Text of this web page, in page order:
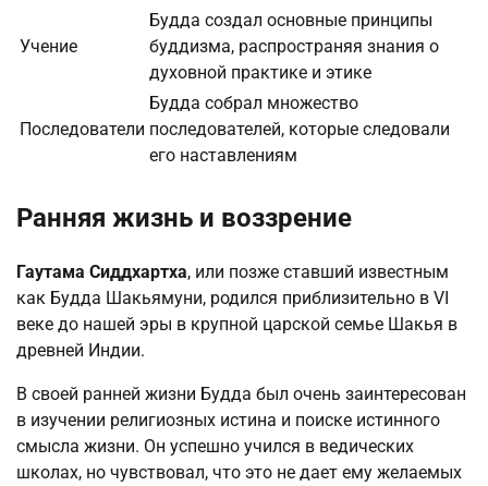
Учение
Будда создал основные принципы
буддизма, распространяя знания о
духовной практике и этике
Последователи
Будда собрал множество
последователей, которые следовали
его наставлениям
Ранняя жизнь и воззрение
Гаутама Сиддхартха, или позже ставший известным
как Будда Шакьямуни, родился приблизительно в VI
веке до нашей эры в крупной царской семье Шакья в
древней Индии.
В своей ранней жизни Будда был очень заинтересован
в изучении религиозных истина и поиске истинного
смысла жизни. Он успешно учился в ведических
школах, но чувствовал, что это не дает ему желаемых